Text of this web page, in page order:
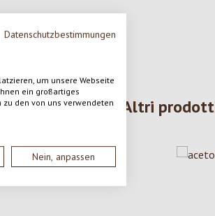
Datenschutzbestimmungen
um unsere Webseite
ein großartiges
den von uns verwendeten
Nein, anpassen
Altri